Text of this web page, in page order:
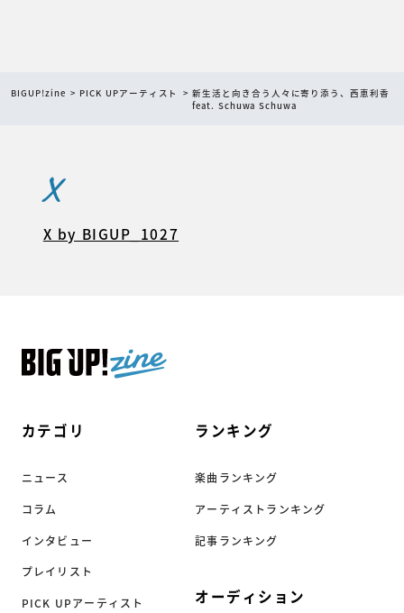
BIGUP!zine PICK UPアーティスト
新生活と向き合う人々に寄り添う、西恵利香
feat. Schuwa Schuwa
カテゴリ
ニュース
コラム
インタビュー
プレイリスト
PICK UPアーティスト
ランキング
楽曲ランキング
アーティストランキング
記事ランキング
オーディション
X
X by BIGUP_1027